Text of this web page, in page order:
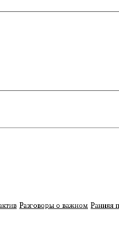
Разговоры о важном Ранняя